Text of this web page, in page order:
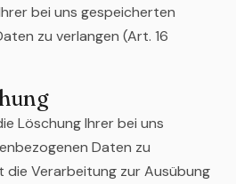
bei uns gespeicherten
zu verlangen (Art. 16
Löschung Ihrer bei uns
Daten zu
die Verarbeitung zur Ausübung